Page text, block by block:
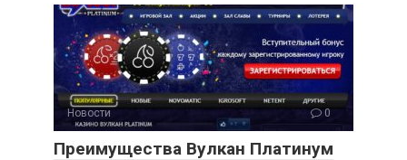
Новости 0
Преимущества Вулкан Платинум